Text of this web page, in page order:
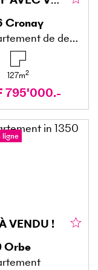
Cronay
Appartement de dernier étage
127m2
795'000.-
ligne
VENDU !
Orbe